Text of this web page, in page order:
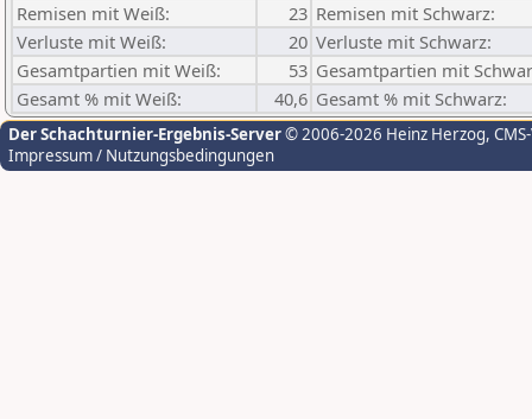
Remisen mit Weiß:
23 Remisen mit Schwarz:
Verluste mit Weiß:
20 Verluste mit Schwarz:
Gesamtpartien mit Weiß:
53 Gesamtpartien mit
Gesamt % mit Weiß:
40,6 Gesamt % mit Schwarz:
Der Schachturnier-Ergebnis-Server© 2006-2026 Heinz Herzog,
Impressum / Nutzungsbedingungen